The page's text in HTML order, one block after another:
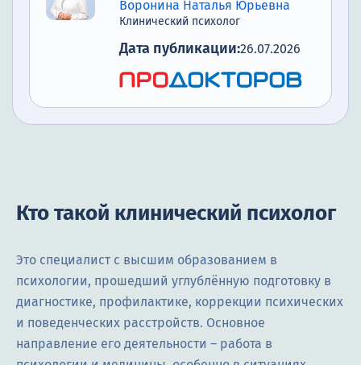
Воронина Наталья Юрьевна
Клинический психолог
Дата публикации:26.07.2026
Кто такой клинический психолог
Это специалист с высшим образованием в
психологии, прошедший углублённую подготовку в
диагностике, профилактике, коррекции психических
и поведенческих расстройств. Основное
направление его деятельности – работа в